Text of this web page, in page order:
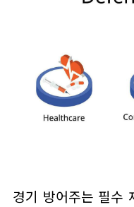
경기 방어주는 필수